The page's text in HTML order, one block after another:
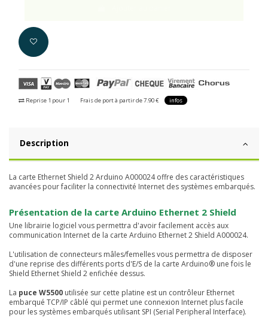
Reprise 1 pour 1 Frais de port à partir de 7.90 € infos
Description
La carte Ethernet Shield 2 Arduino A000024 offre des caractéristiques
avancées pour faciliter la connectivité Internet des systèmes embarqués.
Présentation de la carte Arduino Ethernet 2 Shield
Une librairie logiciel vous permettra d'avoir facilement accès aux
communication Internet de la carte Arduino Ethernet 2 Shield A000024.
L'utilisation de connecteurs mâles/femelles vous permettra de disposer
d'une reprise des différents ports d'E/S de la carte Arduino® une fois le
Shield Ethernet Shield 2 enfichée dessus.
La puce W5500 utilisée sur cette platine est un contrôleur Ethernet
embarqué TCP/IP câblé qui permet une connexion Internet plus facile
pour les systèmes embarqués utilisant SPI (Serial Peripheral Interface).